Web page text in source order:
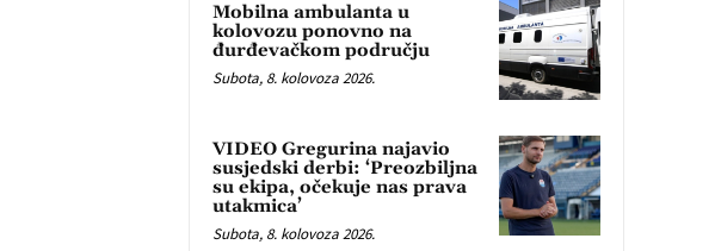
Mobilna ambulanta u
kolovozu ponovno na
đurđevačkom području
Subota, 8. kolovoza 2026.
VIDEO Gregurina najavio
susjedski derbi: ‘Preozbiljna
su ekipa, očekuje nas prava
utakmica’
Subota, 8. kolovoza 2026.